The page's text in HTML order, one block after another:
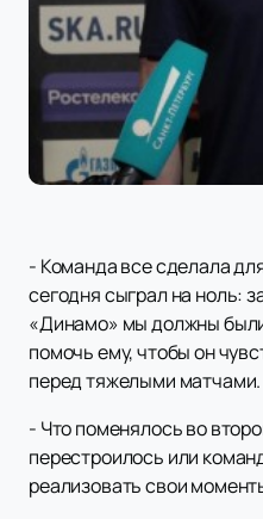
- Команда все сделала
сегодня сыграл на ноль:
«Динамо» мы должны
помочь ему, чтобы он
перед тяжелыми матчами.
- Что поменялось во
перестроилось или
реализовать свои